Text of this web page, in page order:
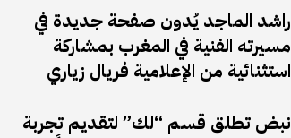
راشد الماجد يُدون صفحة جديدة في
مسيرته الفنية في المغرب بمشاركة
استثنائية من الإعلامية فريال زياري
نبض تطلق قسم “لك” لتقديم تجربة